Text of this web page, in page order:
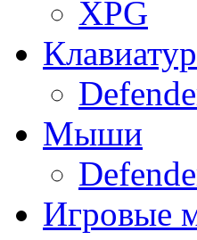
XPG
Мыши
Игровые